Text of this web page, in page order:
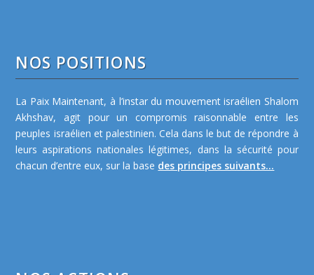
NOS POSITIONS
La Paix Maintenant, à l’instar du mouvement israélien Shalom
Akhshav, agit pour un compromis raisonnable entre les
peuples israélien et palestinien. Cela dans le but de répondre à
leurs aspirations nationales légitimes, dans la sécurité pour
chacun d’entre eux, sur la base des principes suivants...